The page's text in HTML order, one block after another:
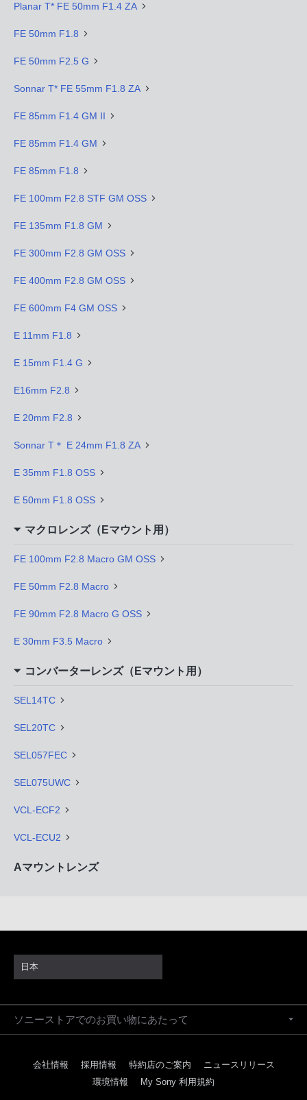
Planar T* FE 50mm F1.4 ZA
FE 50mm F1.8
FE 50mm F2.5 G
Sonnar T* FE 55mm F1.8 ZA
FE 85mm F1.4 GM II
FE 85mm F1.4 GM
FE 85mm F1.8
FE 100mm F2.8 STF GM OSS
FE 135mm F1.8 GM
FE 300mm F2.8 GM OSS
FE 400mm F2.8 GM OSS
FE 600mm F4 GM OSS
E 11mm F1.8
E 15mm F1.4 G
E16mm F2.8
E 20mm F2.8
Sonnar T＊ E 24mm F1.8 ZA
E 35mm F1.8 OSS
E 50mm F1.8 OSS
マクロレンズ（Eマウント用）
FE 100mm F2.8 Macro GM OSS
FE 50mm F2.8 Macro
FE 90mm F2.8 Macro G OSS
E 30mm F3.5 Macro
コンバーターレンズ（Eマウント用）
SEL14TC
SEL20TC
SEL057FEC
SEL075UWC
VCL-ECF2
VCL-ECU2
Aマウントレンズ
日本
ソニーストアでのお買い物にあたって
会社情報 採用情報 特約店のご案内
ニュースリリース
環境情報
My Sony 利用規約